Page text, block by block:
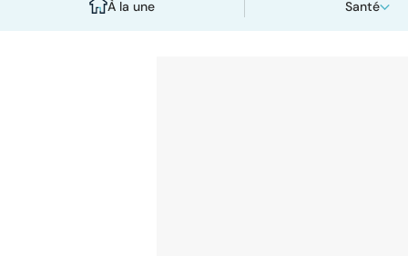
À la une Santé